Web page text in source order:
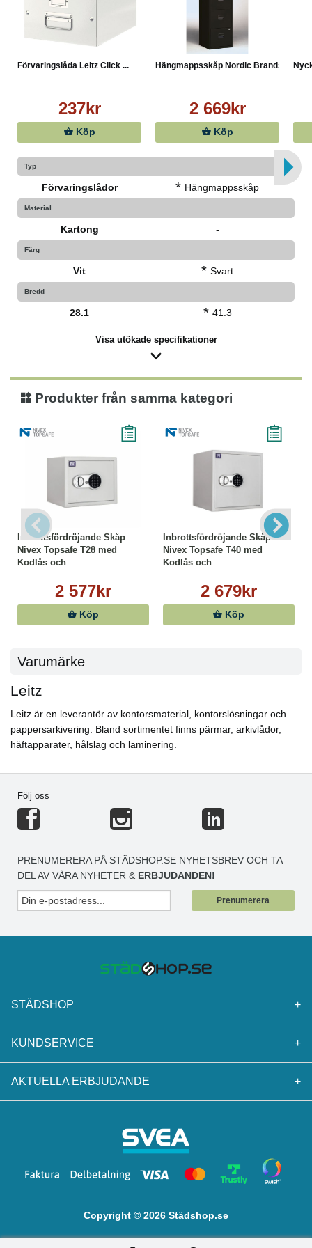
Förvaringslåda Leitz Click ...
237kr
Köp
Hängmappsskåp Nordic Brands...
2 669kr
Köp
Typ
Förvaringslådor * Hängmappsskåp
Material
Kartong -
Färg
Vit * Svart
Bredd
28.1 * 41.3
Visa utökade specifikationer
Produkter från samma kategori
Inbrottsfördröjande Skåp
Nivex Topsafe T28 med
Kodlås och
2 577kr
Köp
Inbrottsfördröjande Skåp
Nivex Topsafe T40 med
Kodlås och
2 679kr
Köp
Varumärke
Leitz
Leitz är en leverantör av kontorsmaterial, kontorslösningar och
pappersarkivering. Bland sortimentet finns pärmar, arkivlådor,
häftapparater, hålslag och laminering.
Följ oss
PRENUMERERA PÅ STÄDSHOP.SE NYHETSBREV OCH TA
DEL AV VÅRA NYHETER & ERBJUDANDEN!
Prenumerera
STÄDSHOP +
KUNDSERVICE +
AKTUELLA ERBJUDANDE +
Copyright © 2026 Städshop.se